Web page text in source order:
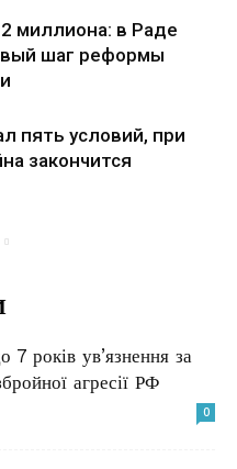
миллиона: в Раде
шаг реформы
пять условий, при
закончится
років ув’язнення за
агресії РФ
0